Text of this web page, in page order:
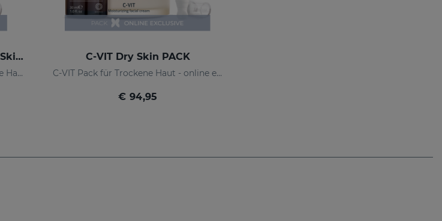
C-VIT Combination And Oily Skin PACK
C-VIT Pack - Mischhaut oder fettige Haut - online exklusiv
C-VIT Dry Skin PACK
C-VIT Pack für Trockene Haut - online exklusiv
€ 94,95